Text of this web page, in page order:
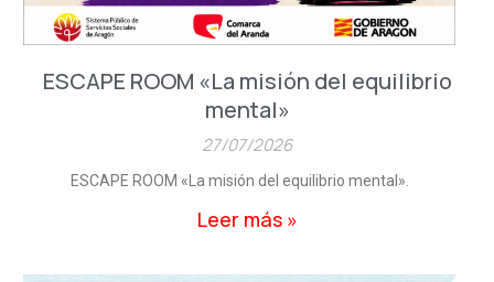
ESCAPE ROOM «La misión del equilibrio
mental»
27/07/2026
ESCAPE ROOM «La misión del equilibrio mental».
Leer más »